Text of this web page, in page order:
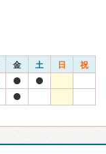
金 土 日 祝